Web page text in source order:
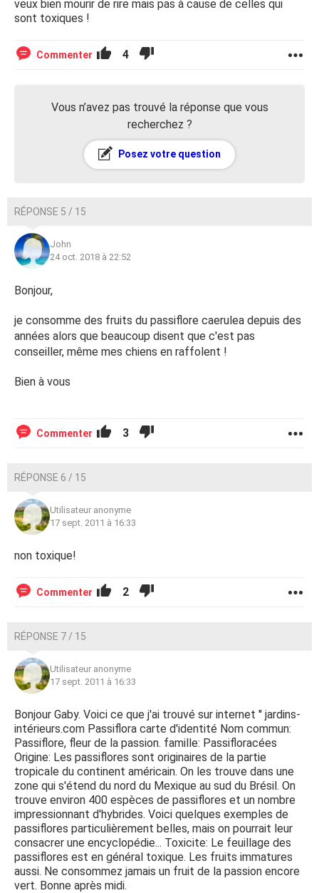
veux bien mourir de rire mais pas à cause de celles qui
sont toxiques !
Commenter 4
Vous n’avez pas trouvé la réponse que vous
recherchez ?
Posez votre question
RÉPONSE 5 / 15
John
24 oct. 2018 à 22:52
Bonjour,
je consomme des fruits du passiflore caerulea depuis des
années alors que beaucoup disent que c'est pas
conseiller, même mes chiens en raffolent !
Bien à vous
Commenter 3
RÉPONSE 6 / 15
Utilisateur anonyme
17 sept. 2011 à 16:33
non toxique!
Commenter 2
RÉPONSE 7 / 15
Utilisateur anonyme
17 sept. 2011 à 16:33
Bonjour Gaby. Voici ce que j'ai trouvé sur internet '' jardins-
intérieurs.com Passiflora carte d'identité Nom commun:
Passiflore, fleur de la passion. famille: Passifloracées
Origine: Les passiflores sont originaires de la partie
tropicale du continent américain. On les trouve dans une
zone qui s'étend du nord du Mexique au sud du Brésil. On
trouve environ 400 espèces de passiflores et un nombre
impressionnant d'hybrides. Voici quelques exemples de
passiflores particulièrement belles, mais on pourrait leur
consacrer une encyclopédie... Toxicite: Le feuillage des
passiflores est en général toxique. Les fruits immatures
aussi. Ne consommez jamais un fruit de la passion encore
vert. Bonne après midi.